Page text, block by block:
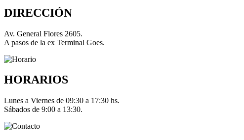
DIRECCIÓN
Av. General Flores 2605.
A pasos de la ex Terminal Goes.
HORARIOS
Lunes a Viernes de 09:30 a 17:30 hs.
Sábados de 9:00 a 13:30.